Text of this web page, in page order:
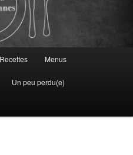
Recettes Menus
Un peu perdu(e)